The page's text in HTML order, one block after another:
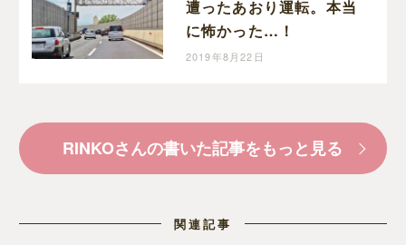
遭ったあおり運転。本当
に怖かった…！
2019年8月22日
RINKOさんの書いた記事をもっと見る
関連記事